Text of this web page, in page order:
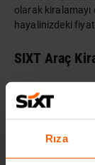
Rıza
olarak
hayalinizdeki
SIXT Araç
Kiralama